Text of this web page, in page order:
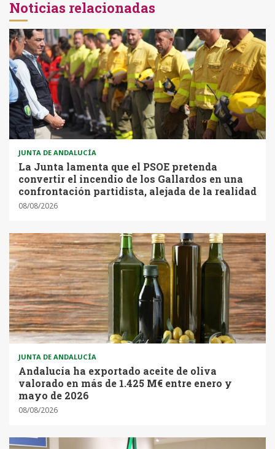
Noticias relacionadas
JUNTA DE ANDALUCÍA
La Junta lamenta que el PSOE pretenda
convertir el incendio de los Gallardos en una
confrontación partidista, alejada de la realidad
08/08/2026
JUNTA DE ANDALUCÍA
Andalucía ha exportado aceite de oliva
valorado en más de 1.425 M€ entre enero y
mayo de 2026
08/08/2026